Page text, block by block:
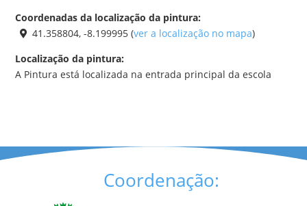
Coordenadas da localização da pintura:
41.358804, -8.199995 (ver a localização no mapa)
Localização da pintura:
A Pintura está localizada na entrada principal da escola
Coordenação: